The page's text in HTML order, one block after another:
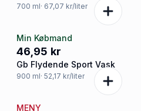
700 ml· 67,07 kr/liter
Min Købmand
46,95 kr
Gb Flydende Sport Vask
900 ml· 52,17 kr/liter
MENY